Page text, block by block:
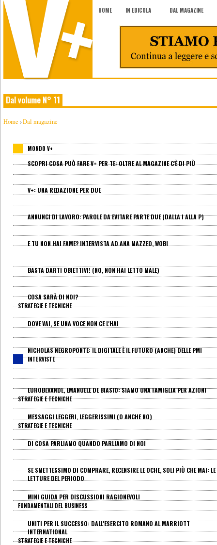
HOME IN EDICOLA DAL MAGAZINE
Dal volume N° 11
Home ›Dal magazine
MONDO V+
SCOPRI COSA PUÒ FARE V+ PER TE: OLTRE AL MAGAZINE C'È DI PIÙ
V+: UNA REDAZIONE PER DUE
ANNUNCI DI LAVORO: PAROLE DA EVITARE PARTE DUE (DALLA I ALLA P)
E TU NON HAI FAME? INTERVISTA AD ANA MAZZEO, WOBI
BASTA DARTI OBIETTIVI! (NO, NON HAI LETTO MALE)
COSA SARÀ DI NOI?
STRATEGIE E TECNICHE
DOVE VAI, SE UNA VOCE NON CE L'HAI
NICHOLAS NEGROPONTE: IL DIGITALE È IL FUTURO (ANCHE) DELLE PMI
INTERVISTE
EUROBEVANDE, EMANUELE DE BIASIO: SIAMO UNA FAMIGLIA PER AZIONI
STRATEGIE E TECNICHE
MESSAGGI LEGGERI, LEGGERISSIMI (O ANCHE NO)
STRATEGIE E TECNICHE
DI COSA PARLIAMO QUANDO PARLIAMO DI NOI
SE SMETTESSIMO DI COMPRARE, RECENSIRE LE OCHE, SOLI PIÙ CHE MAI: LE
LETTURE DEL PERIODO
MINI GUIDA PER DISCUSSIONI RAGIONEVOLI
FONDAMENTALI DEL BUSINESS
UNITI PER IL SUCCESSO: DALL'ESERCITO ROMANO AL MARRIOTT
INTERNATIONAL
STRATEGIE E TECNICHE